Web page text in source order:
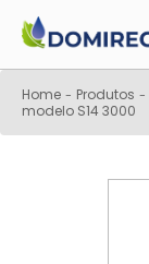
Home - Produtos -
modelo S14 3000